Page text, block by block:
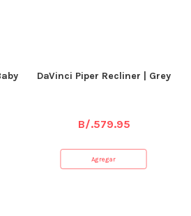
DaVinci Piper Recliner | Grey
B/.579.95
Agregar